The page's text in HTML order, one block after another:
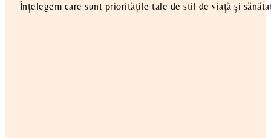
Înțelegem care sunt prioritățile tale de stil de viață și